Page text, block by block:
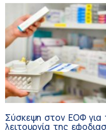
Σύσκεψη στον ΕΟΦ για
λειτουργία της